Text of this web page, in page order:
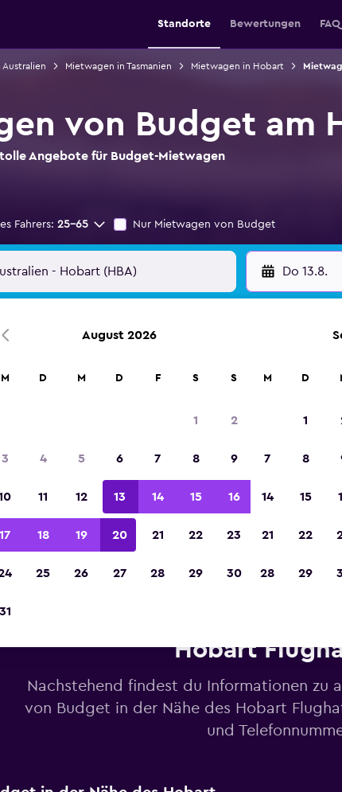
Standorte Bewertungen FAQ
Mietwagen in Tasmanien Mietwagen in Hobart
von Budget am
Angebote für Budget-Mietwagen
Fahrers: 25-65 Nur Mietwagen von Budget
Do 13.8.
Sieger 2023
Hobart
Nachstehend findest du Informationen zu
von Budget in der Nähe des Hobart
und
August 2026
M D M D F S S
1 2
3 4 5 6 7 8 9
11 12 13 14 15 16
17 18 19 20 21 22 23
25 26 27 28 29 30
31
M D
1
7 8
14 15
21 22
28 29